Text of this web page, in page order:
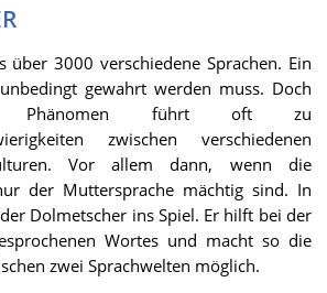
3000 verschiedene Sprachen. Ein
gewahrt werden muss. Doch
Phänomen führt oft zu
zwischen verschiedenen
Vor allem dann, wenn die
der Muttersprache mächtig sind. In
Dolmetscher ins Spiel. Er hilft bei der
Wortes und macht so die
zwei Sprachwelten möglich.